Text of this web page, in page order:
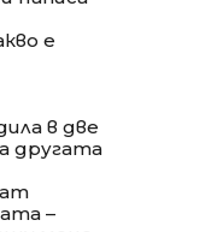
е
в две
другата
–